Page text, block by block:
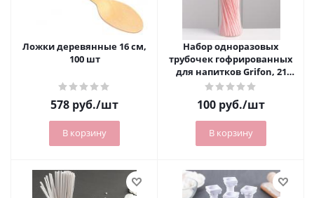
Ложки деревянные 16 см,
100 шт
578 руб./шт
В корзину
Набор одноразовых
трубочек гофрированных
для напитков Grifon, 21
см, 50 шт/уп
100 руб./шт
В корзину